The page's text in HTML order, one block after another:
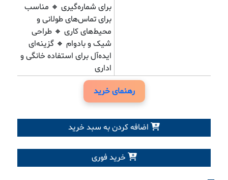
برای شماره‌گیری 🔸 مناسب
برای تماس‌های طولانی و
محیط‌های کاری 🔸 طراحی
شیک و بادوام 🔸 گزینه‌ای
ایده‌آل برای استفاده خانگی و
اداری
رهنمای خرید
اضافه کردن به سبد خرید
خرید فوری